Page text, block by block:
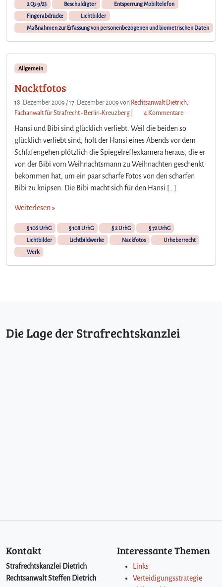
2 Qs 9/23 Beschuldigter
Entsperrung Mobiltelefon
Fingerabdrücke
Lichtbilder
Maßnahmen zur Erfassung von personenbezogenen und biometrischen Daten
Allgemein
Nacktfotos
18. Dezember 2009 /17. Dezember 2009 von Rechtsanwalt Dietrich,
Fachanwalt für Strafrecht - Berlin-Kreuzberg
4 Kommentarez
a
c
k
t
Hansi und Bibi sind glücklich verliebt. Weil die beiden so
glücklich verliebt sind, holt der Hansi eines Abends vor dem
Schlafengehen plötzlich die Spiegelreflexkamera heraus, die er
von der Bibi vom Weihnachtsmann zu Weihnachten geschenkt
bekommen hat, um ein paar scharfe Fotos von den scharfen
Bibi zu knipsen. Die Bibi macht sich für den Hansi […]
Weiterlesen »
§ 106 UrhG § 108 UrhG § 2 UrhG
§ 72 UrhG
Lichtbilder
Lichtbildwerke Nackfotos
Urheberrecht
Werk
Die Lage der Strafrechtskanzlei
Kontakt
Strafrechtskanzlei Dietrich
Rechtsanwalt Steffen Dietrich
Interessante Themen
Links
Verteidigungsstrategie